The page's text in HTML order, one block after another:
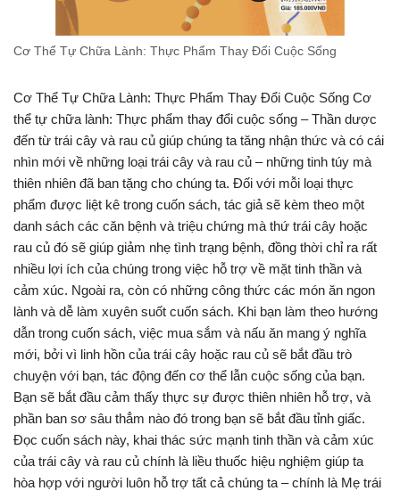
Cơ Thể Tự Chữa Lành: Thực Phẩm Thay Đổi Cuộc Sống
Cơ Thể Tự Chữa Lành: Thực Phẩm Thay Đổi Cuộc Sống Cơ
thể tự chữa lành: Thực phẩm thay đổi cuộc sống – Thần dược
đến từ trái cây và rau củ giúp chúng ta tăng nhận thức và có cái
nhìn mới về những loại trái cây và rau củ – những tinh túy mà
thiên nhiên đã ban tặng cho chúng ta. Đối với mỗi loại thực
phẩm được liệt kê trong cuốn sách, tác giả sẽ kèm theo một
danh sách các căn bệnh và triệu chứng mà thứ trái cây hoặc
rau củ đó sẽ giúp giảm nhẹ tình trạng bệnh, đồng thời chỉ ra rất
nhiều lợi ích của chúng trong việc hỗ trợ về mặt tinh thần và
cảm xúc. Ngoài ra, còn có những công thức các món ăn ngon
lành và dễ làm xuyên suốt cuốn sách. Khi bạn làm theo hướng
dẫn trong cuốn sách, việc mua sắm và nấu ăn mang ý nghĩa
mới, bởi vì linh hồn của trái cây hoặc rau củ sẽ bắt đầu trò
chuyện với bạn, tác động đến cơ thể lẫn cuộc sống của bạn.
Bạn sẽ bắt đầu cảm thấy thực sự được thiên nhiên hỗ trợ, và
phần ban sơ sâu thẳm nào đó trong bạn sẽ bắt đầu tỉnh giấc.
Đọc cuốn sách này, khai thác sức mạnh tinh thần và cảm xúc
của trái cây và rau củ chính là liều thuốc hiệu nghiệm giúp ta
hòa hợp với người luôn hỗ trợ tất cả chúng ta – chính là Mẹ trái